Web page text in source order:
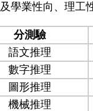
學業性向、理工
分測驗
語文推理
數字推理
圖形推理
機械推理